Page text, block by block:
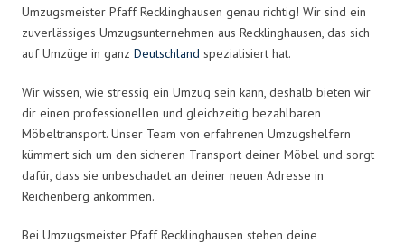
Umzugsmeister Pfaff Recklinghausen genau richtig! Wir sind ein
zuverlässiges Umzugsunternehmen aus Recklinghausen, das sich
auf Umzüge in ganz Deutschland spezialisiert hat.
Wir wissen, wie stressig ein Umzug sein kann, deshalb bieten wir
dir einen professionellen und gleichzeitig bezahlbaren
Möbeltransport. Unser Team von erfahrenen Umzugshelfern
kümmert sich um den sicheren Transport deiner Möbel und sorgt
dafür, dass sie unbeschadet an deiner neuen Adresse in
Reichenberg ankommen.
Bei Umzugsmeister Pfaff Recklinghausen stehen deine